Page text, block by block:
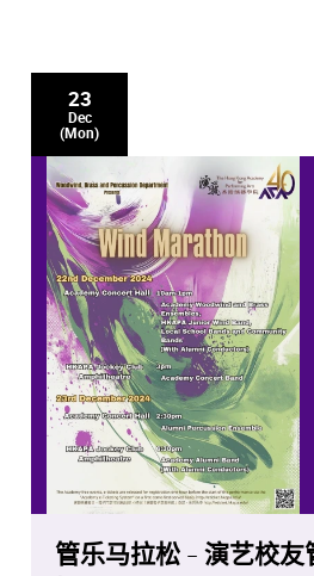
23
Dec
(Mon)
管乐马拉松 - 演艺校友